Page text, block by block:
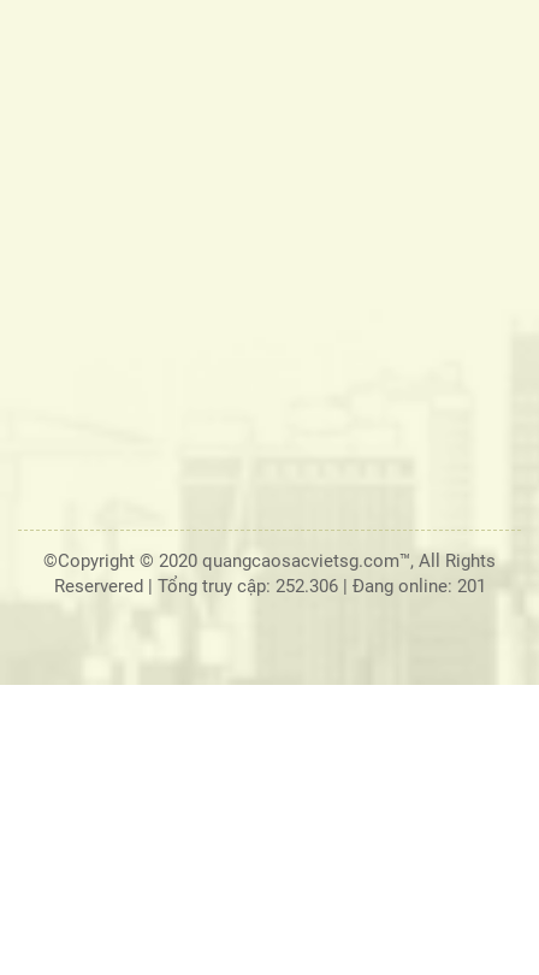
©Copyright © 2020 quangcaosacvietsg.com™, All Rights
Reservered | Tổng truy cập: 252.306| Đang online: 201